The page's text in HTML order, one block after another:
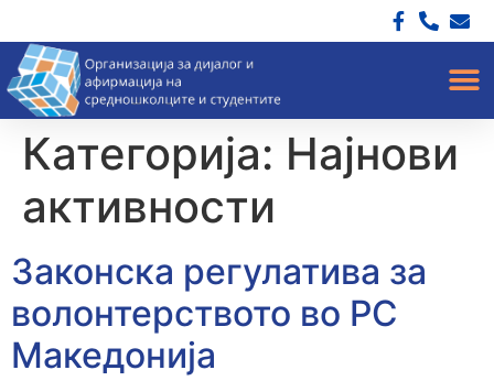
Категорија: Најнови
активности
Законска регулатива за
волонтерството во РС
Македонија